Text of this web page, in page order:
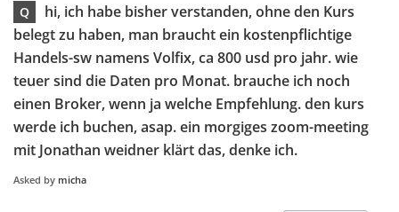
Q
hi, ich habe bisher verstanden, ohne den Kurs
belegt zu haben, man braucht ein kostenpflichtige
Handels-sw namens Volfix, ca 800 usd pro jahr. wie
teuer sind die Daten pro Monat. brauche ich noch
einen Broker, wenn ja welche Empfehlung. den kurs
werde ich buchen, asap. ein morgiges zoom-meeting
mit Jonathan weidner klärt das, denke ich.
Asked by micha